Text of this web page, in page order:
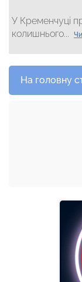
У Кременчуці
колишнього...
На головну